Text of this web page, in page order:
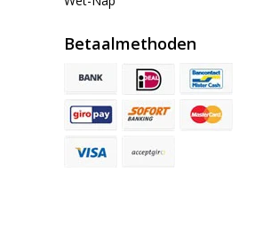
Betaalmethoden